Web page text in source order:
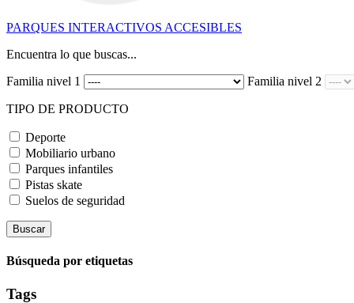
PARQUES INTERACTIVOS ACCESIBLES
Encuentra lo que buscas...
Familia nivel 1
Familia nivel 2
TIPO DE PRODUCTO
Deporte
Mobiliario urbano
Parques infantiles
Pistas skate
Suelos de seguridad
Búsqueda por etiquetas
Tags